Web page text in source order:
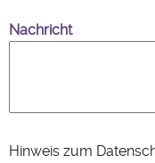
Nachricht
Hinweis zum